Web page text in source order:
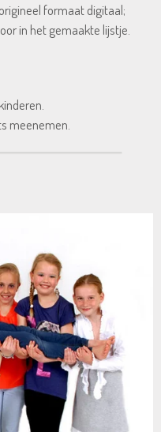
formaat digitaal;
in het gemaakte lijstje.
meenemen.